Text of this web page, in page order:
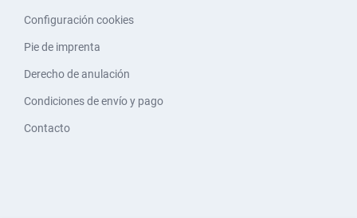
Configuración cookies
Pie de imprenta
Derecho de anulación
Condiciones de envío y pago
Contacto